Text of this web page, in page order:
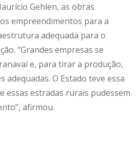
Gehlen, as obras
empreendimentos para a
adequada para o
“Grandes empresas se
e, para tirar a produção,
adequadas. O Estado teve essa
essas estradas rurais pudessem
afirmou.